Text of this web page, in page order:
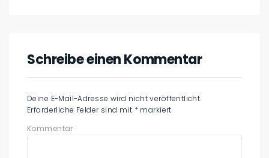
Schreibe einen Kommentar
Deine E-Mail-Adresse wird nicht veröffentlicht.
Erforderliche Felder sind mit * markiert
Kommentar